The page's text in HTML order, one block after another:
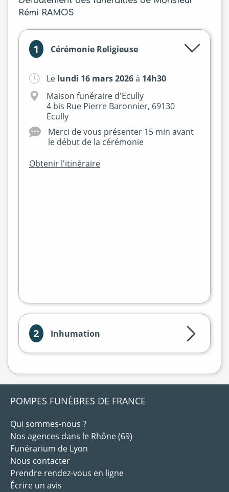
Rémi RAMOS
1 Cérémonie Religieuse
Le lundi 16 mars 2026à 14h30
Maison funéraire d'Ecully
4 bis Rue Pierre Baronnier, 69130
Ecully
Merci de vous présenter 15 min avant
le début de la cérémonie
Obtenir l'itinéraire
2 Inhumation
POMPES FUNÈBRES DE FRANCE
Qui sommes-nous ?
Nos agences dans le Rhône (69)
Funérarium de Lyon
Nous contacter
Prendre rendez-vous en ligne
Écrire un avis